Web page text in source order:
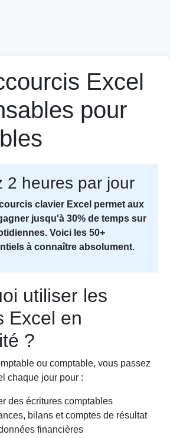
Excel
pour
2 heures par jour
clavier Excel permet aux
jusqu'à 30% de temps sur
Voici les 50+
à connaître absolument.
utiliser les
Excel en
?
ou comptable, vous passez
chaque jour pour :
des écritures comptables
bilans et comptes de résultat
financières